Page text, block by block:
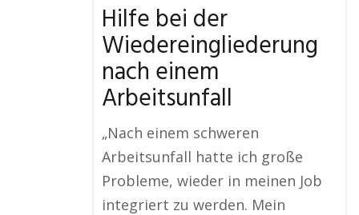
Hilfe bei der
Wiedereingliederung
nach einem
Arbeitsunfall
„Nach einem schweren
Arbeitsunfall hatte ich große
Probleme, wieder in meinen Job
integriert zu werden. Mein